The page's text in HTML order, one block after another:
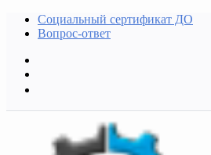
Социальный сертификат ДО
Вопрос-ответ